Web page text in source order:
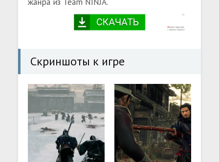
Скриншоты к игре